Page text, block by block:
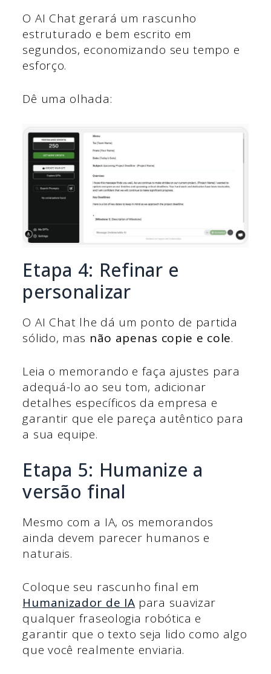
O AI Chat gerará um rascunho
estruturado e bem escrito em
segundos, economizando seu tempo e
esforço.
Dê uma olhada:
Etapa 4: Refinar e
personalizar
O AI Chat lhe dá um ponto de partida
sólido, mas não apenas copie e cole.
Leia o memorando e faça ajustes para
adequá-lo ao seu tom, adicionar
detalhes específicos da empresa e
garantir que ele pareça autêntico para
a sua equipe.
Etapa 5: Humanize a
versão final
Mesmo com a IA, os memorandos
ainda devem parecer humanos e
naturais.
Coloque seu rascunho final em
Humanizador de IA para suavizar
qualquer fraseologia robótica e
garantir que o texto seja lido como algo
que você realmente enviaria.